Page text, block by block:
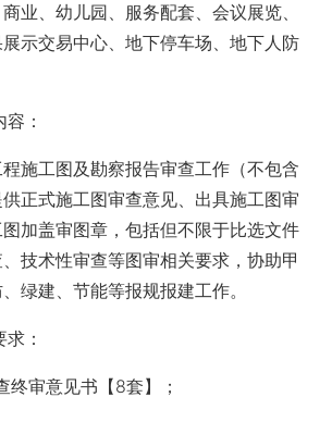
业、幼儿园、服务配套、会议展览、
示交易中心、地下停车场、地下人防
：
工图及勘察报告审查工作（不包含
正式施工图审查意见、出具施工图审
加盖审图章，包括但不限于比选文件
技术性审查等图审相关要求，协助甲
绿建、节能等报规报建工作。
：
审意见书【8套】；